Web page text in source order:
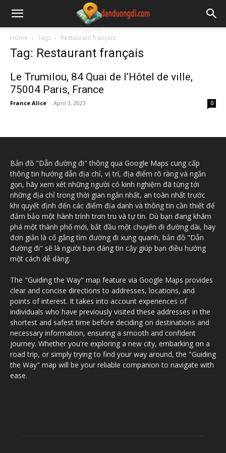
Home Tags Restaurant français
Tag: Restaurant français
Le Trumilou, 84 Quai de l’Hôtel de ville,
75004 Paris, France
France Alice - April 3, 2023 0
Bản đồ "Dẫn đường đi" thông qua Google Maps cung cấp
thông tin hướng dẫn địa chỉ, vị trí, địa điểm rõ ràng và ngắn
gọn, hãy xem xét những người có kinh nghiệm đã từng tới
những địa chỉ trong thời gian ngắn nhất, an toàn nhất trước
khi quyết định đến các điểm địa danh và thông tin cần thiết để
đảm bảo một hành trình trơn tru và tự tin. Dù bạn đang khám
phá một thành phố mới, bắt đầu một chuyến đi đường dài, hay
đơn giản là cố gắng tìm đường đi xung quanh, bản đồ "Dẫn
đường đi" sẽ là người bạn đáng tin cậy giúp bạn điều hướng
một cách dễ dàng.
The "Guiding the Way" map feature via Google Maps provides
clear and concise directions to addresses, locations, and
points of interest. It takes into account experiences of
individuals who have previously visited these addresses in the
shortest and safest time before deciding on destinations and
necessary information, ensuring a smooth and confident
journey. Whether you're exploring a new city, embarking on a
road trip, or simply trying to find your way around, the "Guiding
the Way" map will be your reliable companion to navigate with
ease.